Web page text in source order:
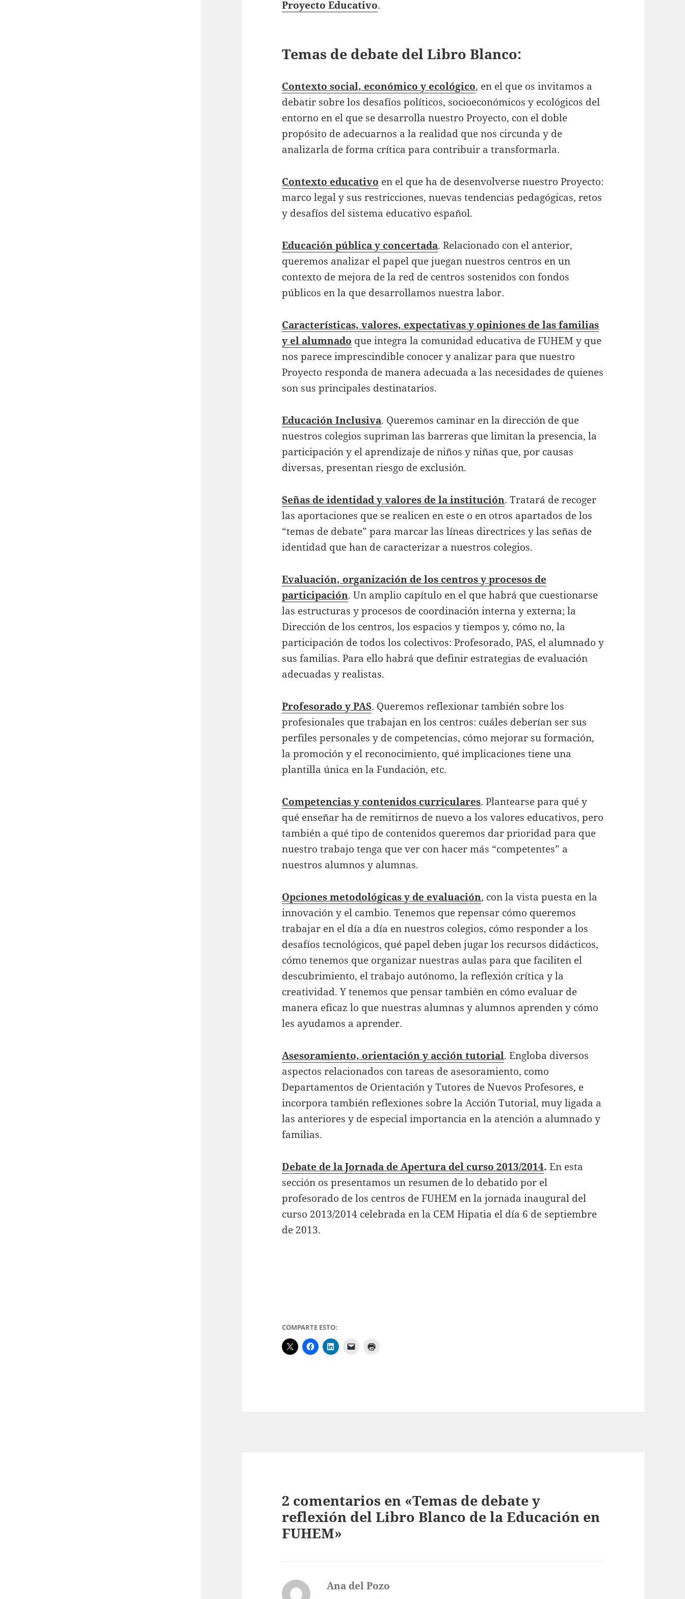
Proyecto Educativo.
Temas de debate del Libro Blanco:
Contexto social, económico y ecológico, en el que os invitamos a
debatir sobre los desafíos políticos, socioeconómicos y ecológicos del
entorno en el que se desarrolla nuestro Proyecto, con el doble
propósito de adecuarnos a la realidad que nos circunda y de
analizarla de forma crítica para contribuir a transformarla.
Contexto educativo en el que ha de desenvolverse nuestro Proyecto:
marco legal y sus restricciones, nuevas tendencias pedagógicas, retos
y desafíos del sistema educativo español.
Educación pública y concertada. Relacionado con el anterior,
queremos analizar el papel que juegan nuestros centros en un
contexto de mejora de la red de centros sostenidos con fondos
públicos en la que desarrollamos nuestra labor.
Características, valores, expectativas y opiniones de las familias
y el alumnado que integra la comunidad educativa de FUHEM y que
nos parece imprescindible conocer y analizar para que nuestro
Proyecto responda de manera adecuada a las necesidades de quienes
son sus principales destinatarios.
Educación Inclusiva. Queremos caminar en la dirección de que
nuestros colegios supriman las barreras que limitan la presencia, la
participación y el aprendizaje de niños y niñas que, por causas
diversas, presentan riesgo de exclusión.
Señas de identidad y valores de la institución. Tratará de recoger
las aportaciones que se realicen en este o en otros apartados de los
“temas de debate” para marcar las líneas directrices y las señas de
identidad que han de caracterizar a nuestros colegios.
Evaluación, organización de los centros y procesos de
participación. Un amplio capítulo en el que habrá que cuestionarse
las estructuras y procesos de coordinación interna y externa; la
Dirección de los centros, los espacios y tiempos y, cómo no, la
participación de todos los colectivos: Profesorado, PAS, el alumnado y
sus familias. Para ello habrá que definir estrategias de evaluación
adecuadas y realistas.
Profesorado y PAS. Queremos reflexionar también sobre los
profesionales que trabajan en los centros: cuáles deberían ser sus
perfiles personales y de competencias, cómo mejorar su formación,
la promoción y el reconocimiento, qué implicaciones tiene una
plantilla única en la Fundación, etc.
Competencias y contenidos curriculares. Plantearse para qué y
qué enseñar ha de remitirnos de nuevo a los valores educativos, pero
también a qué tipo de contenidos queremos dar prioridad para que
nuestro trabajo tenga que ver con hacer más “competentes” a
nuestros alumnos y alumnas.
Opciones metodológicas y de evaluación, con la vista puesta en la
innovación y el cambio. Tenemos que repensar cómo queremos
trabajar en el día a día en nuestros colegios, cómo responder a los
desafíos tecnológicos, qué papel deben jugar los recursos didácticos,
cómo tenemos que organizar nuestras aulas para que faciliten el
descubrimiento, el trabajo autónomo, la reflexión crítica y la
creatividad. Y tenemos que pensar también en cómo evaluar de
manera eficaz lo que nuestras alumnas y alumnos aprenden y cómo
les ayudamos a aprender.
Asesoramiento, orientación y acción tutorial. Engloba diversos
aspectos relacionados con tareas de asesoramiento, como
Departamentos de Orientación y Tutores de Nuevos Profesores, e
incorpora también reflexiones sobre la Acción Tutorial, muy ligada a
las anteriores y de especial importancia en la atención a alumnado y
familias.
Debate de la Jornada de Apertura del curso 2013/2014.En esta
sección os presentamos un resumen de lo debatido por el
profesorado de los centros de FUHEM en la jornada inaugural del
curso 2013/2014 celebrada en la CEM Hipatia el día 6 de septiembre
de 2013.
COMPARTE ESTO:
2 comentarios en «Temas de debate y
reflexión del Libro Blanco de la Educación en
FUHEM»
Ana del Pozo